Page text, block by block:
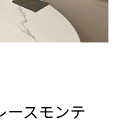
ースモンテ